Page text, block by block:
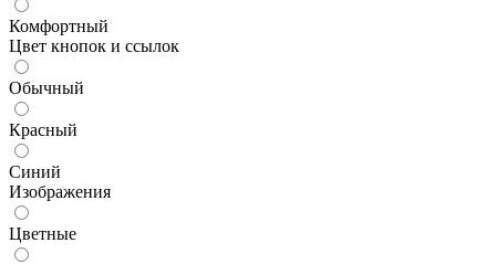
Комфортный
Цвет кнопок и ссылок
Обычный
Красный
Синий
Изображения
Цветные